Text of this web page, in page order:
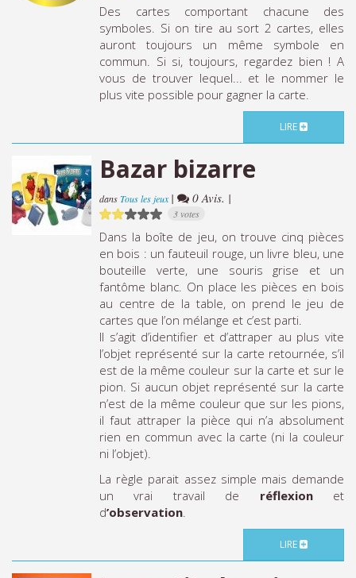
Des cartes comportant chacune des
symboles. Si on tire au sort 2 cartes, elles
auront toujours un même symbole en
commun. Si si, toujours, regardez bien ! A
vous de trouver lequel... et le nommer le
plus vite possible pour gagner la carte.
LIRE
Bazar bizarre
dansTous les jeux| 0 Avis. |
3 votes
Dans la boîte de jeu, on trouve cinq pièces
en bois : un fauteuil rouge, un livre bleu, une
bouteille verte, une souris grise et un
fantôme blanc. On place les pièces en bois
au centre de la table, on prend le jeu de
cartes que l’on mélange et c’est parti.
Il s’agit d’identifier et d’attraper au plus vite
l’objet représenté sur la carte retournée, s’il
est de la même couleur sur la carte et sur le
pion. Si aucun objet représenté sur la carte
n’est de la même couleur que sur les pions,
il faut attraper la pièce qui n’a absolument
rien en commun avec la carte (ni la couleur
ni l’objet).
La règle parait assez simple mais demande
un vrai travail de réflexionet
d’observation
LIRE